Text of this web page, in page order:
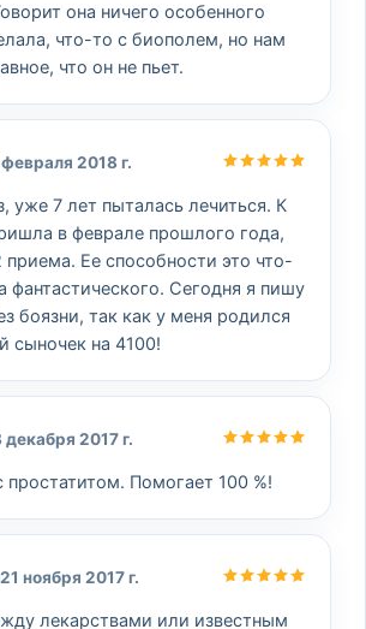
она ничего особенного
что-то с биополем, но нам
что он не пьет.
2018 г.
уже 7 лет пыталась лечиться. К
в феврале прошлого года,
приема. Ее способности это что-
фантастического. Сегодня я пишу
боязни, так как у меня родился
сыночек на 4100!
декабря 2017 г.
Помогает 100 %!
21 ноября 2017 г.
лекарствами или известным